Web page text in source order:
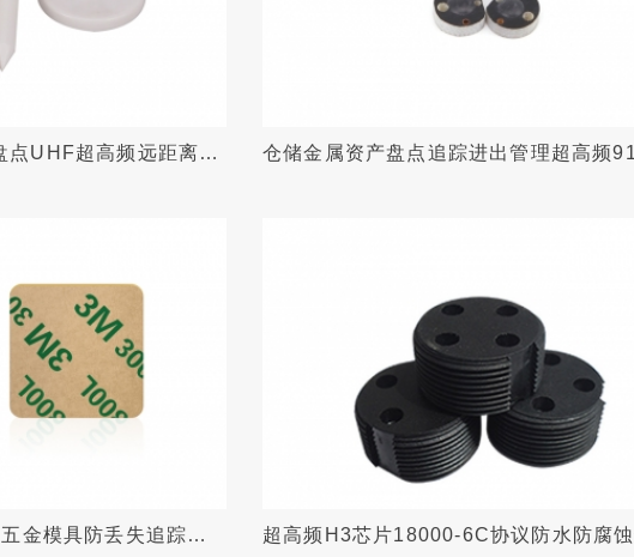
点UHF超高频远距离识
仓储金属资产盘点追踪进出管理超高频
金模具防丢失追踪管
超高频H3芯片18000-6C协议防水防腐